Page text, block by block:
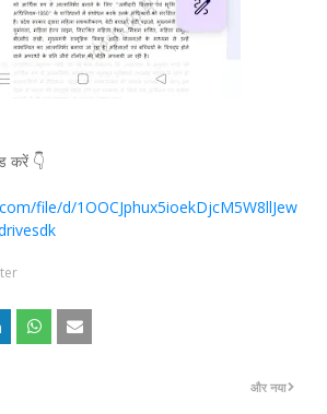
करें 👇
file/d/1OOCJphux5ioekDjcM5W8llJew
और नया